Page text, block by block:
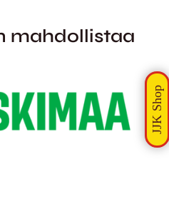
mahdollistaa